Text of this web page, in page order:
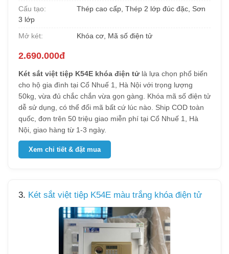
Cấu tạo:
Thép cao cấp, Thép 2 lớp đúc đặc, Sơn
3 lớp
Mở két:
Khóa cơ, Mã số điện tử
2.690.000đ
Két sắt việt tiệp K54E khóa điện tửlà lựa chọn phổ biến
cho hộ gia đình tại Cổ Nhuế 1, Hà Nội với trọng lượng
50kg, vừa đủ chắc chắn vừa gọn gàng. Khóa mã số điện tử
dễ sử dụng, có thể đổi mã bất cứ lúc nào. Ship COD toàn
quốc, đơn trên 50 triệu giao miễn phí tại Cổ Nhuế 1, Hà
Nội, giao hàng từ 1-3 ngày.
Xem chi tiết & đặt mua
3. Két sắt việt tiệp K54E màu trắng khóa điện tử